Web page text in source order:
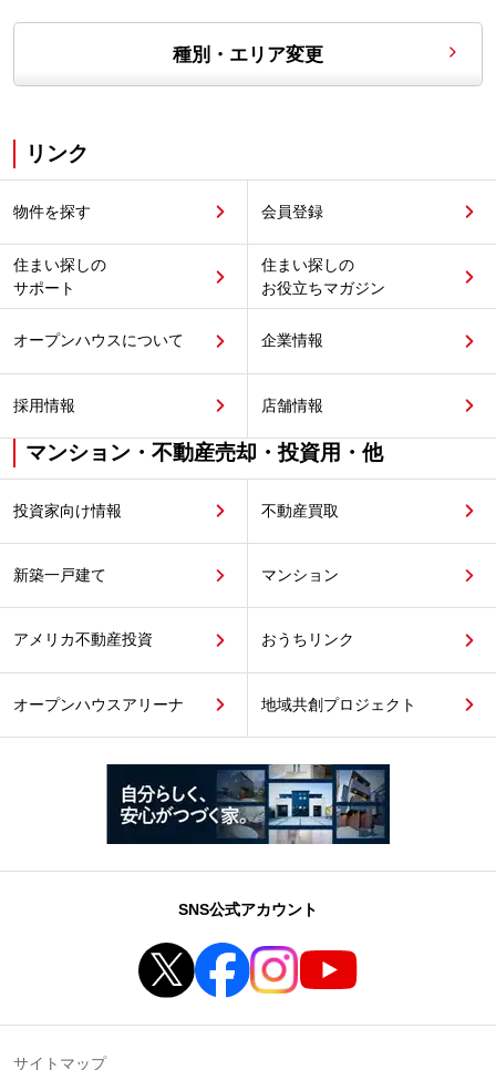
種別・エリア変更
リンク
物件を探す 会員登録
住まい探しの
サポート
住まい探しの
お役立ちマガジン
オープンハウスについて 企業情報
採用情報 店舗情報
マンション・不動産売却・投資用・他
投資家向け情報 不動産買取
新築一戸建て マンション
アメリカ不動産投資 おうちリンク
オープンハウスアリーナ 地域共創プロジェクト
SNS公式アカウント
サイトマップ